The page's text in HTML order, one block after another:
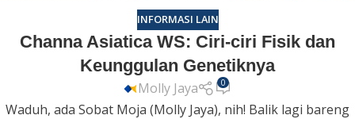
INFORMASI LAIN
Channa Asiatica WS: Ciri-ciri Fisik dan
Keunggulan Genetiknya
Molly Jaya 0
Waduh, ada Sobat Moja (Molly Jaya), nih! Balik lagi bareng